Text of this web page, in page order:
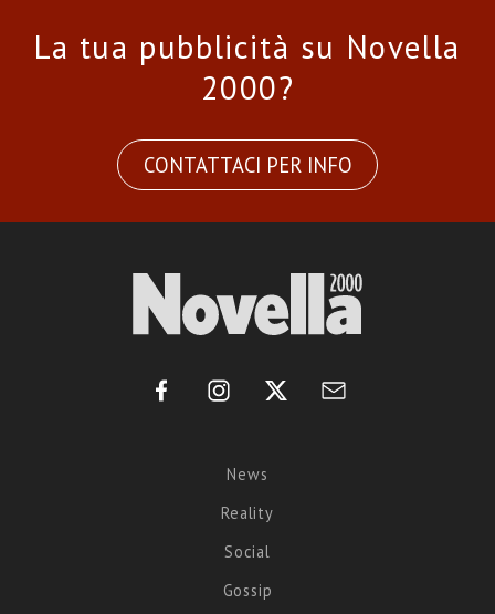
La tua pubblicità su Novella
2000?
CONTATTACI PER INFO
News
Reality
Social
Gossip